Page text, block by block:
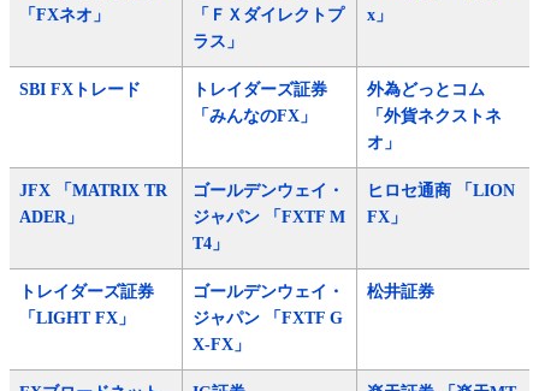
「FXネオ」
「ＦＸダイレクトプ
ラス」
x」
SBI FXトレード
トレイダーズ証券
「みんなのFX」
外為どっとコム
「外貨ネクストネ
オ」
JFX 「MATRIX TR
ADER」
ゴールデンウェイ・
ジャパン 「FXTF M
T4」
ヒロセ通商 「LION
FX」
トレイダーズ証券
「LIGHT FX」
ゴールデンウェイ・
ジャパン 「FXTF G
X-FX」
松井証券